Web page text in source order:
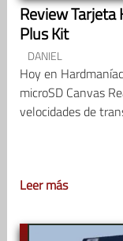
Review Tarjeta
Plus Kit
DANIEL
Hoy en
microSD Canvas
velocidades de
Leer más